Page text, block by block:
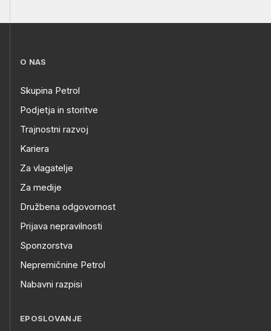
O NAS
Skupina Petrol
Podjetja in storitve
Trajnostni razvoj
Kariera
Za vlagatelje
Za medije
Družbena odgovornost
Prijava nepravilnosti
Sponzorstva
Nepremičnine Petrol
Nabavni razpisi
EPOSLOVANJE